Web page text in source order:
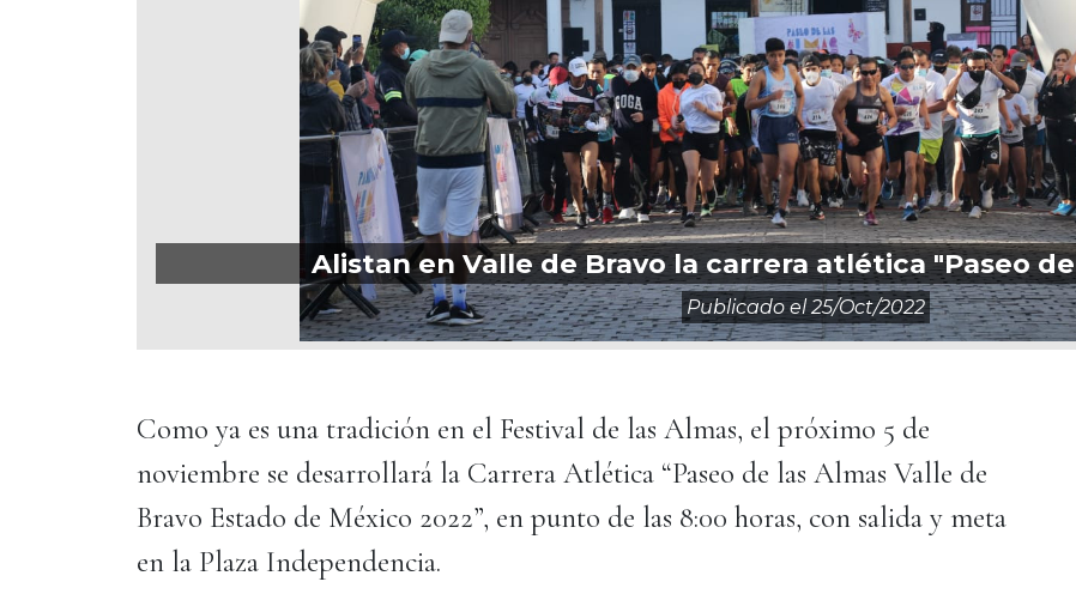
Alistan en Valle de Bravo la carrera atlética "Paseo
Publicado el25/oct/2022
Como ya es una tradición en el Festival de las Almas, el próximo 5 de
noviembre se desarrollará la Carrera Atlética “Paseo de las Almas Valle de
Bravo Estado de México 2022”, en punto de las 8:00 horas, con salida y meta
en la Plaza Independencia.